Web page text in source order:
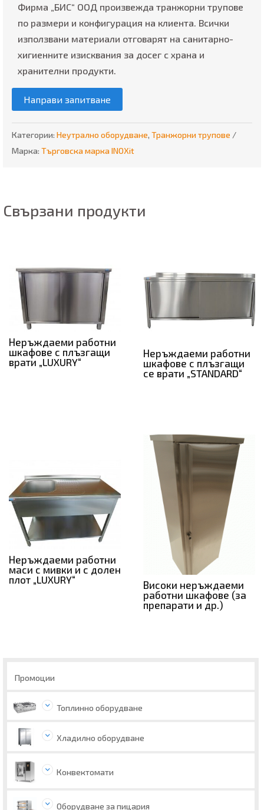
Фирма „БИС“ ООД произвежда транжорни трупове
по размери и конфигурация на клиента. Всички
използвани материали отговарят на санитарно-
хигиенните изисквания за досег с храна и
хранителни продукти.
Направи запитване
Категории: Неутрално оборудване, Транжорни трупове
Марка: Търговска марка INOXit
Свързани продукти
Неръждаеми работни
шкафове с плъзгащи
врати „LUXURY“
Неръждаеми работни
шкафове с плъзгащи
се врати „STANDARD“
Неръждаеми работни
маси с мивки и с долен
плот „LUXURY“
Високи неръждаеми
работни шкафове (за
препарати и др.)
Промоции
Топлинно оборудване
Хладилно оборудване
Конвектомати
Оборудване за пицария